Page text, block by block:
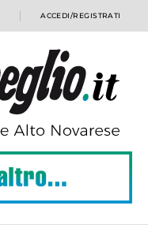
ACCEDI/REGISTRATI